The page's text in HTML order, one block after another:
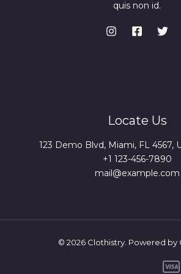
quis non id.
Locate Us
123 Demo Blvd, Miami, FL 4567,
+1 123-456-7890
mail@example.com
© 2026 Clothistry. Powered by